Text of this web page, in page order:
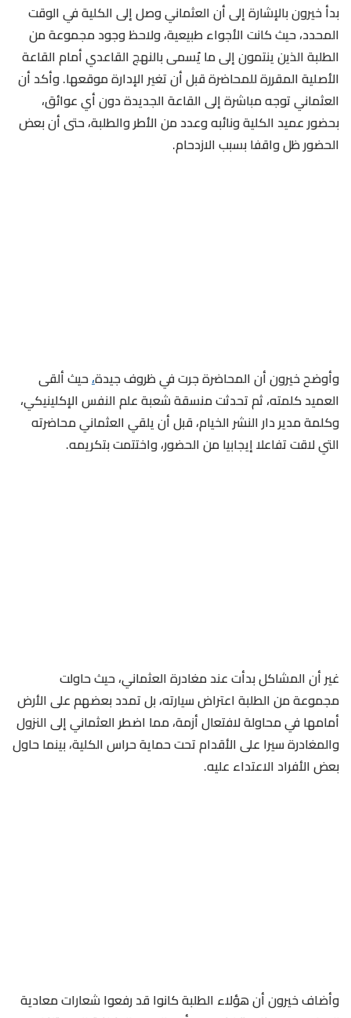
بدأ خيرون بالإشارة إلى أن العثماني وصل إلى الكلية في الوقت
المحدد، حيث كانت الأجواء طبيعية، ولاحظ وجود مجموعة من
الطلبة الذين ينتمون إلى ما يُسمى بالنهج القاعدي أمام القاعة
الأصلية المقررة للمحاضرة قبل أن تغير الإدارة موقعها. وأكد أن
العثماني توجه مباشرة إلى القاعة الجديدة دون أي عوائق،
بحضور عميد الكلية ونائبه وعدد من الأطر والطلبة، حتى أن بعض
الحضور ظل واقفا بسبب الازدحام.
وأوضح خيرون أن المحاضرة جرت في ظروف جيدة،حيث ألقى
العميد كلمته، ثم تحدثت منسقة شعبة علم النفس الإكلينيكي،
وكلمة مدير دار النشر الخيام، قبل أن يلقي العثماني محاضرته
التي لاقت تفاعلا إيجابيا من الحضور، واختتمت بتكريمه.
غير أن المشاكل بدأت عند مغادرة العثماني، حيث حاولت
مجموعة من الطلبة اعتراض سيارته، بل تمدد بعضهم على الأرض
أمامها في محاولة لافتعال أزمة، مما اضطر العثماني إلى النزول
والمغادرة سيرا على الأقدام تحت حماية حراس الكلية، بينما حاول
بعض الأفراد الاعتداء عليه.
وأضاف خيرون أن هؤلاء الطلبة كانوا قد رفعوا شعارات معادية